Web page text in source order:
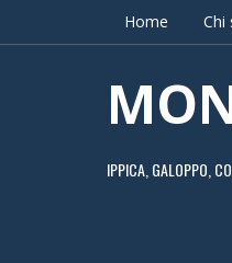
Home Chi
IPPICA, GALOPPO,